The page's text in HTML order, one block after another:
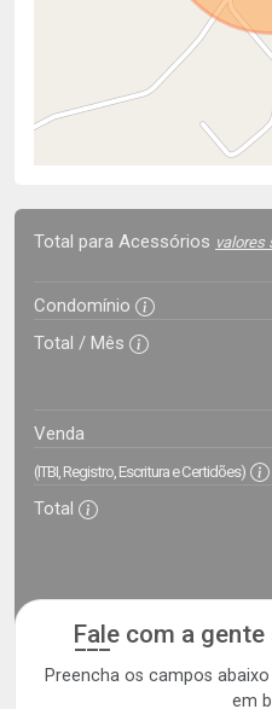
Total para Acessórios valores
Condomínio
Total / Mês
Venda
(ITBI, Registro, Escritura e Certidões)
Total
Fale com a
Preencha os campos
em